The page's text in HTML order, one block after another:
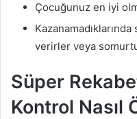
Çocuğunuz en iyi
verirler veya
Süper
Kontrol Nasıl